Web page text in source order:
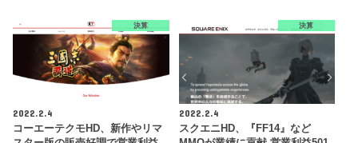
決算
2022.2.4
コーエーテクモHD、新作やリマ
決算
2022.2.4
スクエニHD、『FF14』など